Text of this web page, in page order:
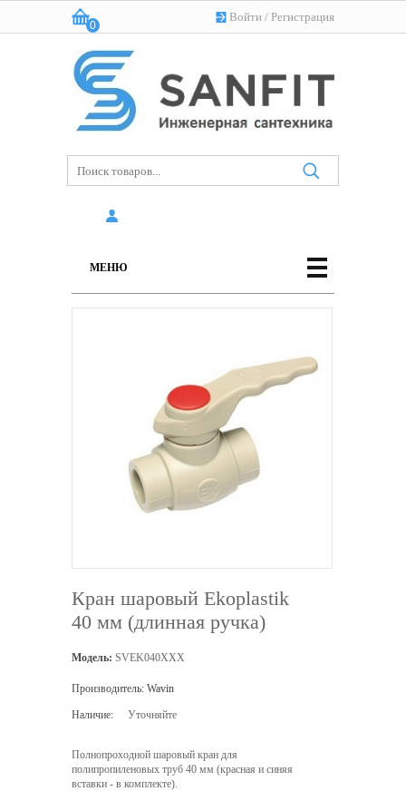
Войти / Регистрация
Корзина:
0
(пусто)
МЕНЮ
Кран шаровый Ekoplastik
40 мм (длинная ручка)
Модель: SVEK040XXX
Производитель: Wavin
Наличие: Уточняйте
Полнопроходной шаровый кран для
полипропиленовых труб 40 мм (красная и синяя
вставки - в комплекте).